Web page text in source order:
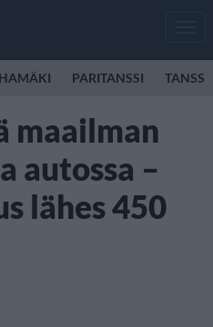
PARITANSSI TANSSI
maailman
autossa –
lähes 450